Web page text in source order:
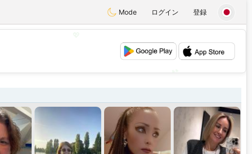
Mode ログイン 登録